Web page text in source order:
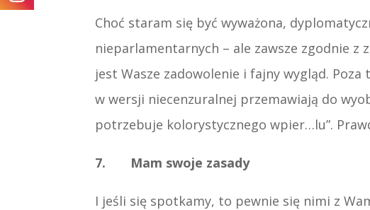
Choć staram się być wyważona,
nieparlamentarnych – ale zawsze zgodnie z
jest Wasze zadowolenie i fajny wygląd.
w wersji niecenzuralnej przemawiają do
potrzebuje kolorystycznego wpier…lu”.
7. Mam swoje zasady
I jeśli się spotkamy, to pewnie się nimi z